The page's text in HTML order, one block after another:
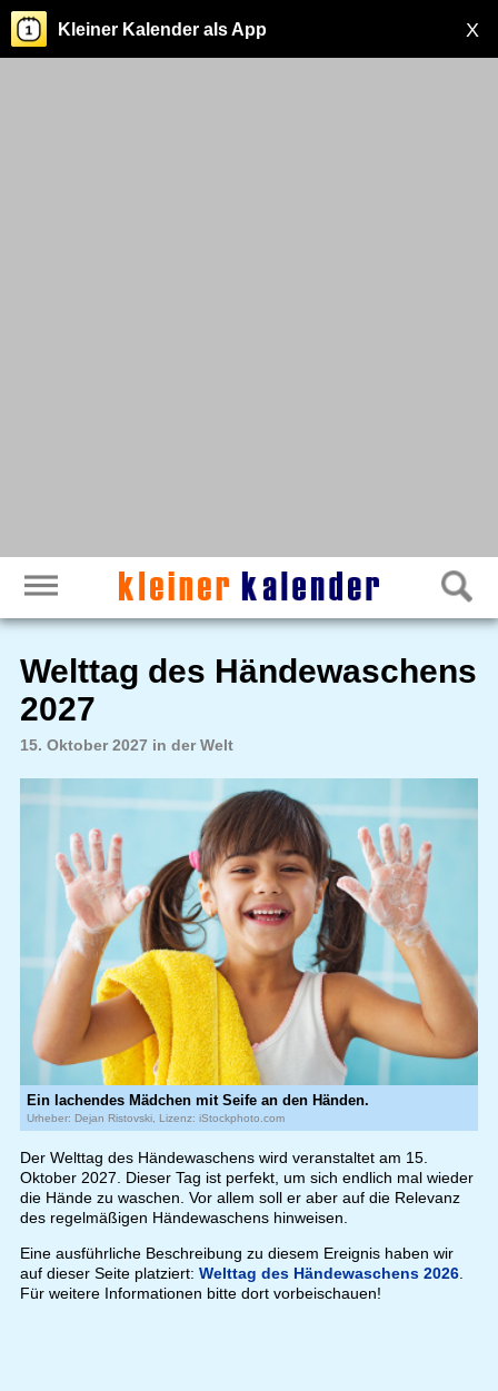
X
Kleiner Kalender als App
Welttag des Händewaschens
2027
15. Oktober 2027 in der Welt
Ein lachendes Mädchen mit Seife an den Händen.
Urheber: Dejan Ristovski, Lizenz: iStockphoto.com
Der Welttag des Händewaschens wird veranstaltet am 15.
Oktober 2027. Dieser Tag ist perfekt, um sich endlich mal wieder
die Hände zu waschen. Vor allem soll er aber auf die Relevanz
des regelmäßigen Händewaschens hinweisen.
Eine ausführliche Beschreibung zu diesem Ereignis haben wir
auf dieser Seite platziert: Welttag des Händewaschens 2026.
Für weitere Informationen bitte dort vorbeischauen!